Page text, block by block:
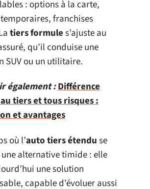
: options à la carte,
franchises
tiers formules’ajuste au
qu’il conduise une
SUV ou un utilitaire.
également :Différence
tiers et tous risques :
et avantages
où l’auto tiers étenduse
alternative timide : elle
une solution
capable d’évoluer aussi